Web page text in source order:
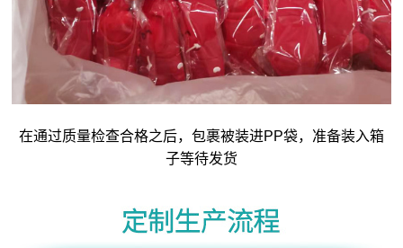
在通过质量检查合格之后，包裹被装进PP袋，准备装入箱
子等待发货